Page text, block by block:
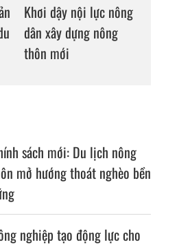
Khơi dậy nội lực nông
dân xây dựng nông
thôn mới
sách mới: Du lịch nông
mở hướng thoát nghèo bền
nghiệp tạo động lực cho